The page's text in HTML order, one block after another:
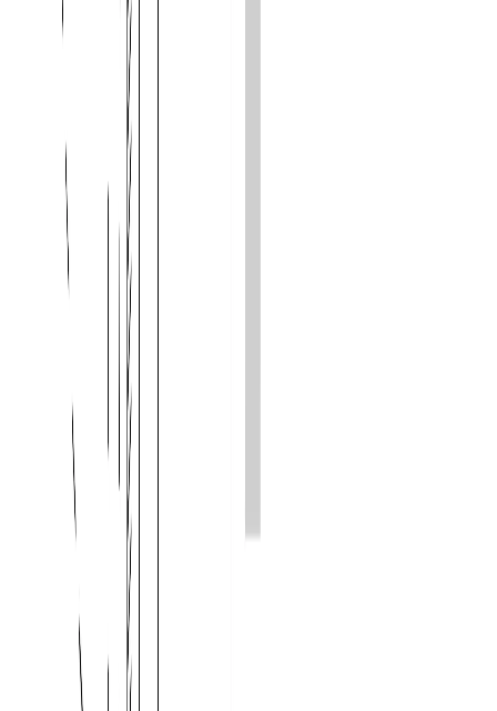
Оплата
Каталог
Кухонная техника
Пылесосы
+996 (500) 389-300
Ибраимова, 40
Соцсети
WhatsApp